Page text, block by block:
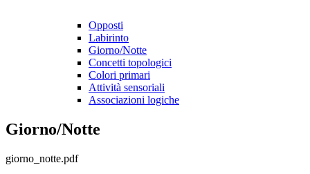
Opposti
Labirinto
Giorno/Notte
Concetti topologici
Colori primari
Attività sensoriali
Associazioni logiche
Giorno/Notte
giorno_notte.pdf